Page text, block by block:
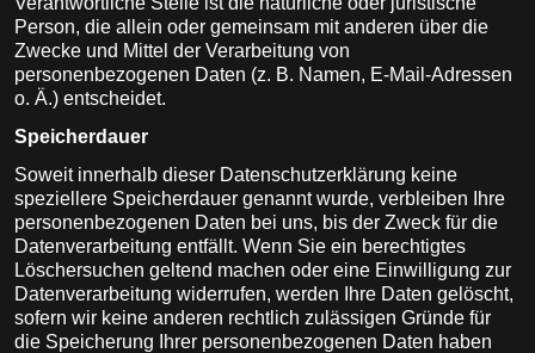
Person, die allein oder gemeinsam mit anderen über die
Zwecke und Mittel der Verarbeitung von
personenbezogenen Daten (z. B. Namen, E-Mail-Adressen
o. Ä.) entscheidet.
Speicherdauer
Soweit innerhalb dieser Datenschutzerklärung keine
speziellere Speicherdauer genannt wurde, verbleiben Ihre
personenbezogenen Daten bei uns, bis der Zweck für die
Datenverarbeitung entfällt. Wenn Sie ein berechtigtes
Löschersuchen geltend machen oder eine Einwilligung zur
Datenverarbeitung widerrufen, werden Ihre Daten gelöscht,
sofern wir keine anderen rechtlich zulässigen Gründe für
die Speicherung Ihrer personenbezogenen Daten haben